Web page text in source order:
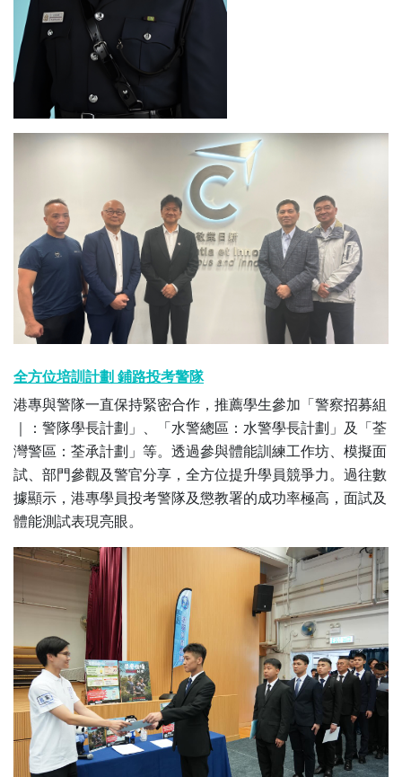
全方位培訓計劃 鋪路投考警隊
港專與警隊一直保持緊密合作，推薦學生參加「警察招募組
｜：警隊學長計劃」、「水警總區：水警學長計劃」及「荃
灣警區：荃承計劃」等。透過參與體能訓練工作坊、模擬面
試、部門參觀及警官分享，全方位提升學員競爭力。過往數
據顯示，港專學員投考警隊及懲教署的成功率極高，面試及
體能測試表現亮眼。